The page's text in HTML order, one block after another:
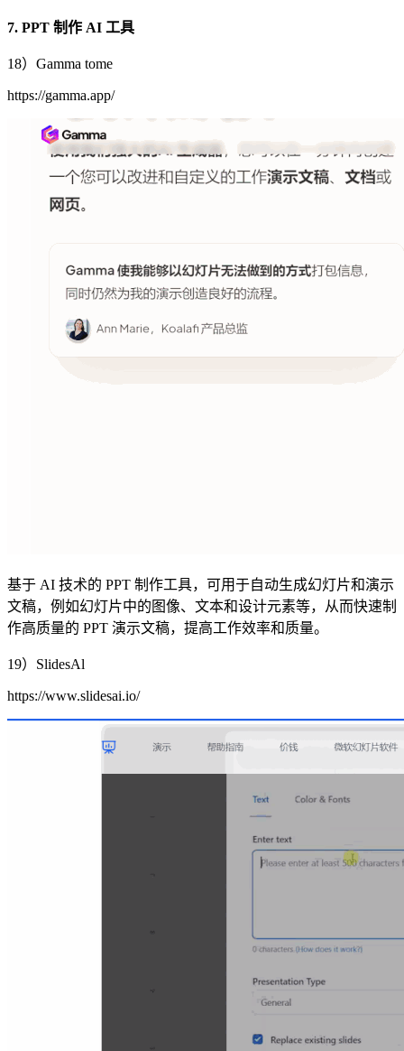
7. PPT 制作 AI 工具
18）Gamma tome
https://gamma.app/
基于 AI 技术的 PPT 制作工具，可用于自动生成幻灯片和演示
文稿，例如幻灯片中的图像、文本和设计元素等，从而快速制
作高质量的 PPT 演示文稿，提高工作效率和质量。
19）SlidesAl
https://www.slidesai.io/